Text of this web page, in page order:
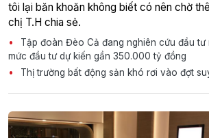
tôi lại băn khoăn không biết có nên chờ
chị T.H chia sẻ.
Tập đoàn Đèo Cả đang nghiên cứu đầu tư
mức đầu tư dự kiến gần 350.000 tỷ đồng
Thị trường bất động sản khó rơi vào đợt